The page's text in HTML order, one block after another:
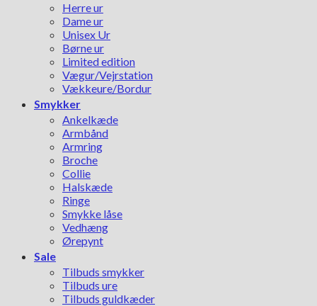
Herre ur
Dame ur
Unisex Ur
Børne ur
Limited edition
Vægur/Vejrstation
Vækkeure/Bordur
Smykker
Ankelkæde
Armbånd
Armring
Broche
Collie
Halskæde
Ringe
Smykke låse
Vedhæng
Ørepynt
Sale
Tilbuds smykker
Tilbuds ure
Tilbuds guldkæder